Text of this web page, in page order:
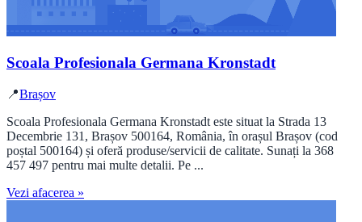
Scoala Profesionala Germana Kronstadt
📍Brașov
Scoala Profesionala Germana Kronstadt este situat la Strada 13
Decembrie 131, Brașov 500164, România, în orașul Brașov (cod
poștal 500164) și oferă produse/servicii de calitate. Sunați la 368
457 497 pentru mai multe detalii. Pe ...
Vezi afacerea »